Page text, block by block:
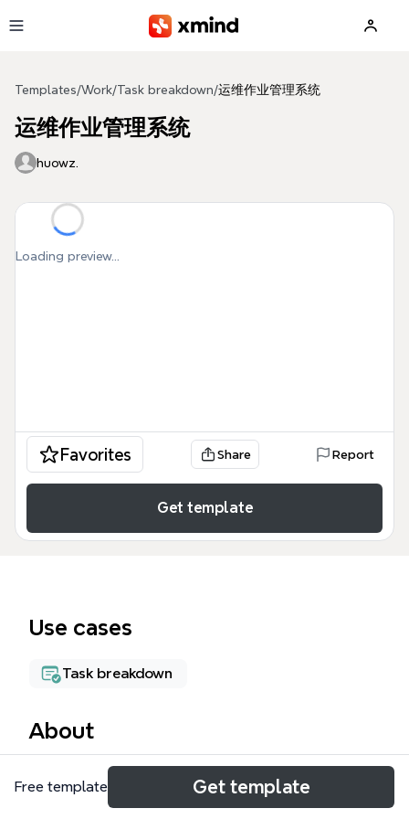
Templates/Work/Task breakdown/运维作业管理系统
运维作业管理系统
huowz.
Loading preview...
Favorites Share Report
Get template
Use cases
Task breakdown
About
运维作业管理系统是一套面向通信运维团队的综合性
Xmind模板，覆盖设备管理、质量管理、系统管理、计
Free template Get template